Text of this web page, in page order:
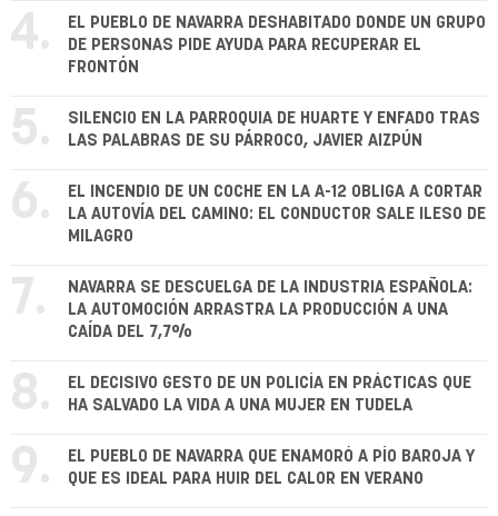
4.
EL PUEBLO DE NAVARRA DESHABITADO DONDE UN GRUPO
DE PERSONAS PIDE AYUDA PARA RECUPERAR EL
FRONTÓN
5.
SILENCIO EN LA PARROQUIA DE HUARTE Y ENFADO TRAS
LAS PALABRAS DE SU PÁRROCO, JAVIER AIZPÚN
6.
EL INCENDIO DE UN COCHE EN LA A-12 OBLIGA A CORTAR
LA AUTOVÍA DEL CAMINO: EL CONDUCTOR SALE ILESO DE
MILAGRO
7.
NAVARRA SE DESCUELGA DE LA INDUSTRIA ESPAÑOLA:
LA AUTOMOCIÓN ARRASTRA LA PRODUCCIÓN A UNA
CAÍDA DEL 7,7%
8.
EL DECISIVO GESTO DE UN POLICÍA EN PRÁCTICAS QUE
HA SALVADO LA VIDA A UNA MUJER EN TUDELA
9.
EL PUEBLO DE NAVARRA QUE ENAMORÓ A PÍO BAROJA Y
QUE ES IDEAL PARA HUIR DEL CALOR EN VERANO